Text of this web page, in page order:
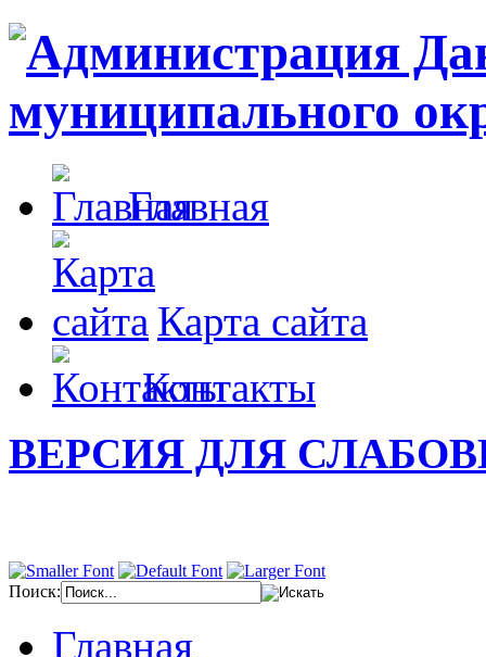
Главная
Карта сайта
Контакты
ВЕРСИЯ ДЛЯ
Поиск:
Главная